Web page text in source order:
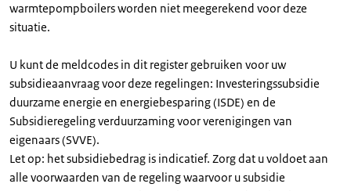
warmtepompboilers worden niet meegerekend voor deze
situatie.
U kunt de meldcodes in dit register gebruiken voor uw
subsidieaanvraag voor deze regelingen: Investeringssubsidie
duurzame energie en energiebesparing (ISDE) en de
Subsidieregeling verduurzaming voor verenigingen van
eigenaars (SVVE).
Let op: het subsidiebedrag is indicatief. Zorg dat u voldoet aan
alle voorwaarden van de regeling waarvoor u subsidie